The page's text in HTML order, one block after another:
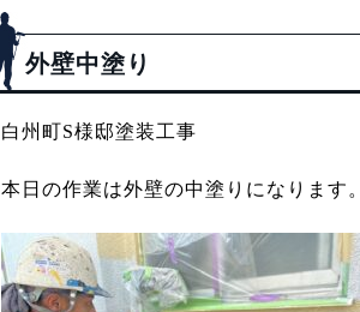
外壁中塗り
白州町S様邸塗装工事
本日の作業は外壁の中塗りになります。